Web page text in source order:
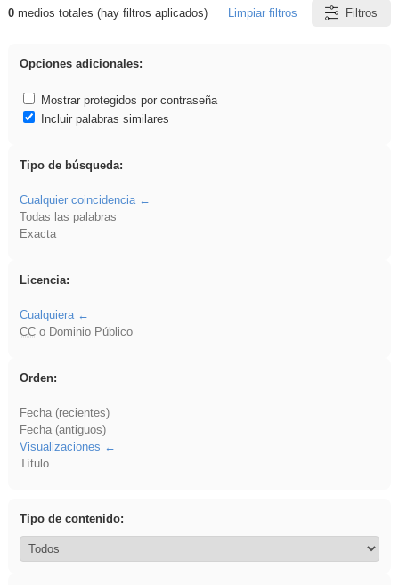
Resultados de: acanalado
0medios totales (hay filtros aplicados) Limpiar filtros Filtros
Opciones adicionales:
Mostrar protegidos por contraseña
Incluir palabras similares
Tipo de búsqueda:
Cualquier coincidencia
Todas las palabras
Exacta
Licencia:
Cualquiera
CCo Dominio Público
Orden:
Fecha (recientes)
Fecha (antiguos)
Visualizaciones
Título
Tipo de contenido: